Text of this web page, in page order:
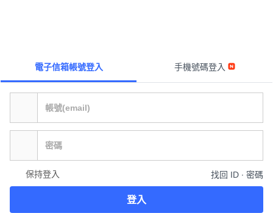
電子信箱帳號登入 手機號碼登入
保持登入 找回 ID ∙ 密碼
登入